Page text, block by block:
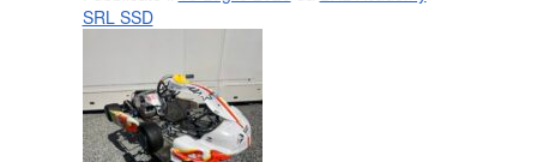
SRL SSD